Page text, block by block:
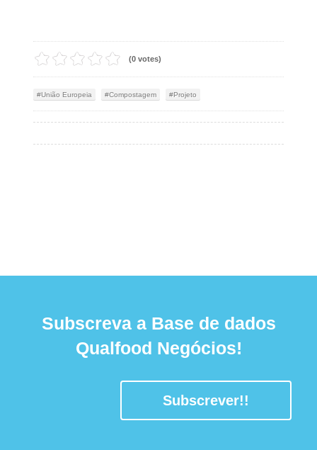
(0 votes)
União Europeia Compostagem Projeto
Subscreva a Base de dados
Qualfood Negócios!
Subscrever!!